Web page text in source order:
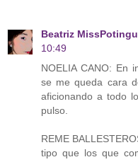
Beatriz
10:49
NOELIA CANO: En
se me queda cara
aficionando a todo
pulso.
REME
tipo que los que